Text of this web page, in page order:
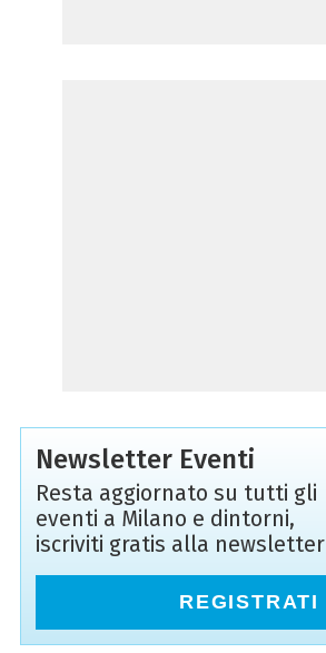
Newsletter Eventi
Resta aggiornato su tutti gli
eventi a Milano e dintorni,
iscriviti gratis alla newsletter
REGISTRATI